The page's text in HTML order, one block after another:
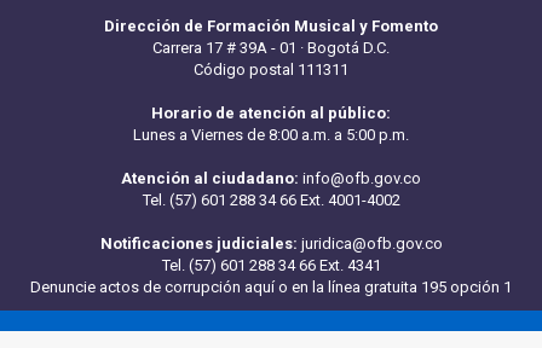
Dirección de Formación Musical y Fomento
Carrera 17 # 39A - 01 · Bogotá D.C.
Código postal 111311
Horario de atención al público:
Lunes a Viernes de 8:00 a.m. a 5:00 p.m.
Atención al ciudadano: info@ofb.gov.co
Tel. (57) 601 288 34 66 Ext. 4001-4002
Notificaciones judiciales: juridica@ofb.gov.co
Tel. (57) 601 288 34 66 Ext. 4341
Denuncie actos de corrupción aquí o en la línea gratuita 195 opción 1